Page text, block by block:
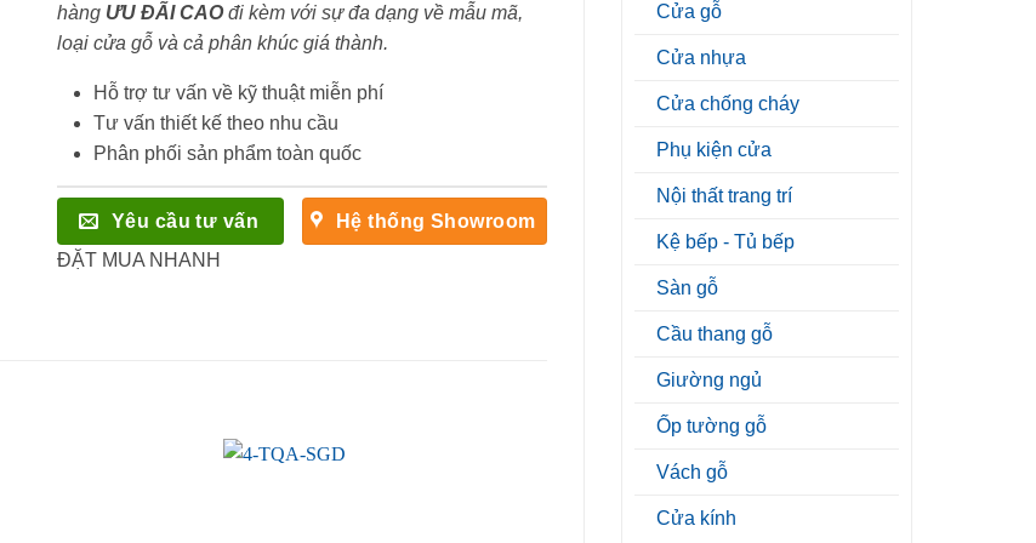
Cửa gỗ
Cửa nhựa
Cửa chống cháy
Phụ kiện cửa
Nội thất trang trí
Kệ bếp - Tủ bếp
Sàn gỗ
Cầu thang gỗ
Giường ngủ
Ốp tường gỗ
Vách gỗ
Cửa kính
hàng ƯU ĐÃI CAOđi kèm với sự đa dạng về mẫu mã,
loại cửa gỗ và cả phân khúc giá thành.
Hỗ trợ tư vấn về kỹ thuật miễn phí
Tư vấn thiết kế theo nhu cầu
Phân phối sản phẩm toàn quốc
Yêu cầu tư vấn
Hệ thống Showroom
ĐẶT MUA NHANH